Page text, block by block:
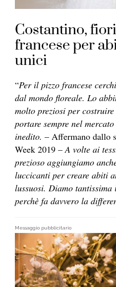
Costantino,
francese per
unici
“Per il pizzo francese
dal mondo floreale. Lo
molto preziosi per
portare sempre nel
inedito. – Affermano dallo
Week 2019 – A volte ai
prezioso aggiungiamo
luccicanti per creare abiti
lussuosi. Diamo tantissima
perchè fa davvero la
Messaggio pubblicitario